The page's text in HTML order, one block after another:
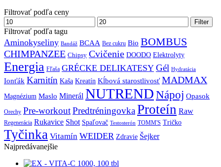
Filtrovať podľa ceny
Cena
min
Max
cena
Filter
Filtrovať podľa tagu
Aminokyseliny Bandáž BCAA Bez cukru Bio BOMBUS
CHIMPANZEE Chipsy Cvičenie DOODO Elektrolyty
Energia Fľaša GRÉCKE DELIKATESY Gél Hydratácia
Ionťák Karnitín Kaša Kreatín Kĺbová starostlivosť MADMAX
Magnézium Maslo Minerál NUTREND Nápoj Opasok
Orechy Pre-workoutPredtréningovkaProteín Raw
Regenerácia Rukavice Shot Spaľovač Testosterón TOMM'S Tričko
Tyčinka Vitamín WEIDER Zdravie Šejker
Najpredávanejšie